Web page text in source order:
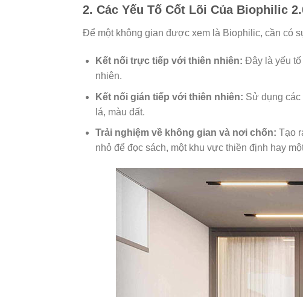
2. Các Yếu Tố Cốt Lõi Của Biophilic
Để một không gian được xem là Biophilic, cần có
Kết nối trực tiếp với thiên nhiên: Đây là yếu
nhiên.
Kết nối gián tiếp với thiên nhiên: Sử dụng các
lá, màu đất.
Trải nghiệm về không gian và nơi chốn: Tạo
nhỏ để đọc sách, một khu vực thiền định hay